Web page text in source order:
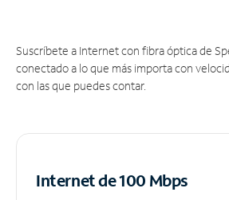
Suscríbete a Internet con fibra óptica de
conectado a lo que más importa con
con las que puedes contar.
Internet de 100 Mbps